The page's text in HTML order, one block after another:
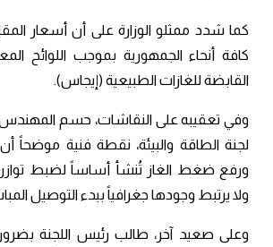
كما شدد ممثلو الوزارة على أن أسعار
كافة أنحاء الجمهورية بموجب اللوائح
القابضة للغازات الطبيعية (إيجاس).
وفي تعقيبه على النقاشات، حسم المهندس
لجنة الطاقة والبيئة، نقطة فنية
ورفع ضغط الغاز تُنشأ أساساً لضبط توازن
ولا يرتبط وجودها جغرافياً ببدء التوصيل
وعلى صعيد آخر، طالب رئيس اللجنة